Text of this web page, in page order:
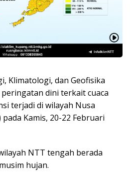
Klimatologi, dan Geofisika
dini terkait cuaca
terjadi di wilayah Nusa
Kamis, 20-22 Februari
NTT tengah berada
hujan.